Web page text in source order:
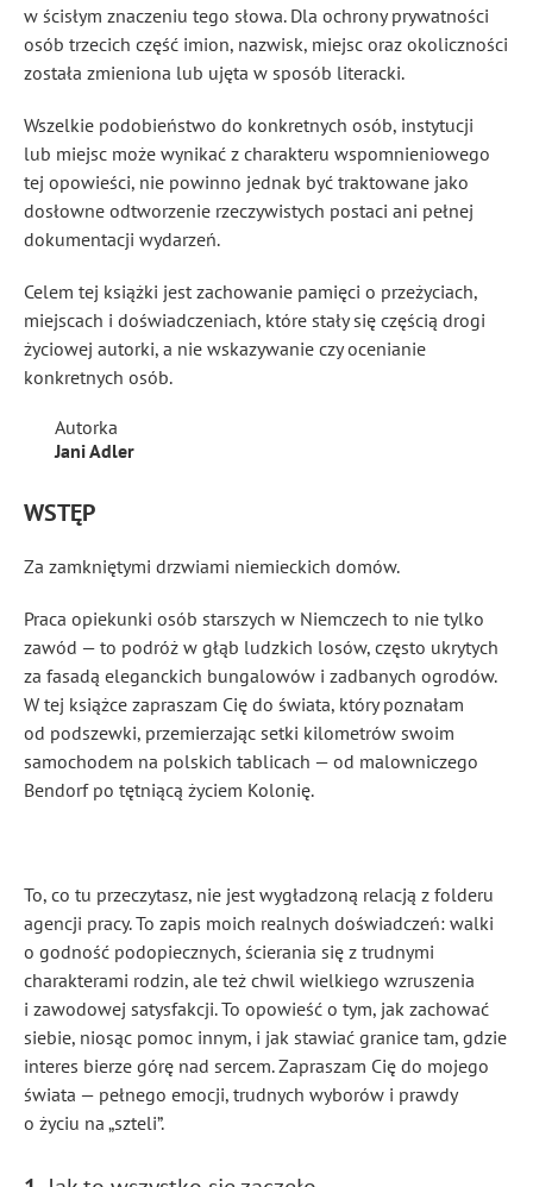
w ścisłym znaczeniu tego słowa. Dla ochrony prywatności
osób trzecich część imion, nazwisk, miejsc oraz okoliczności
została zmieniona lub ujęta w sposób literacki.
Wszelkie podobieństwo do konkretnych osób, instytucji
lub miejsc może wynikać z charakteru wspomnieniowego
tej opowieści, nie powinno jednak być traktowane jako
dosłowne odtworzenie rzeczywistych postaci ani pełnej
dokumentacji wydarzeń.
Celem tej książki jest zachowanie pamięci o przeżyciach,
miejscach i doświadczeniach, które stały się częścią drogi
życiowej autorki, a nie wskazywanie czy ocenianie
konkretnych osób.
Autorka
Jani Adler
WSTĘP
Za zamkniętymi drzwiami niemieckich domów.
Praca opiekunki osób starszych w Niemczech to nie tylko
zawód — to podróż w głąb ludzkich losów, często ukrytych
za fasadą eleganckich bungalowów i zadbanych ogrodów.
W tej książce zapraszam Cię do świata, który poznałam
od podszewki, przemierzając setki kilometrów swoim
samochodem na polskich tablicach — od malowniczego
Bendorf po tętniącą życiem Kolonię.
To, co tu przeczytasz, nie jest wygładzoną relacją z folderu
agencji pracy. To zapis moich realnych doświadczeń: walki
o godność podopiecznych, ścierania się z trudnymi
charakterami rodzin, ale też chwil wielkiego wzruszenia
i zawodowej satysfakcji. To opowieść o tym, jak zachować
siebie, niosąc pomoc innym, i jak stawiać granice tam, gdzie
interes bierze górę nad sercem. Zapraszam Cię do mojego
świata — pełnego emocji, trudnych wyborów i prawdy
o życiu na „szteli”.